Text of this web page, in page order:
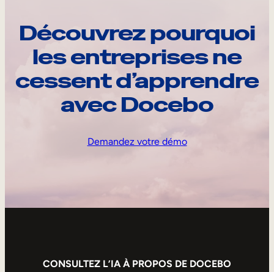
Découvrez pourquoi
les entreprises ne
cessent d’apprendre
avec Docebo
Demandez votre démo
CONSULTEZ L’IA À PROPOS DE DOCEBO